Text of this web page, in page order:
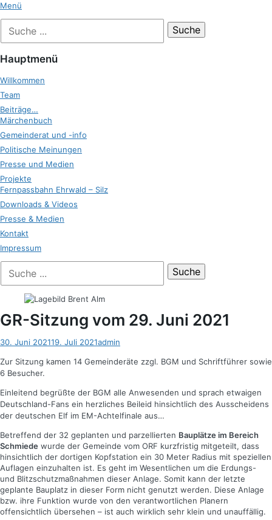
Zum
springen
Menü
nach:
Hauptmenü
Willkommen
Team
Beiträge…
Märchenbuch
Gemeinderat und -info
Politische Meinungen
Presse und Medien
Projekte
Fernpassbahn Ehrwald – Silz
Downloads & Videos
Presse & Medien
Kontakt
Impressum
der
Suche
nach:
GR-Sitzung vom 29. Juni 2021
Posted
30. Juni 202119. Juli 2021Autor
admin
Zur Sitzung kamen 14 Gemeinderäte zzgl. BGM und Schriftführer sowie
6 Besucher.
Einleitend begrüßte der BGM alle Anwesenden und sprach etwaigen
Deutschland-Fans ein herzliches Beileid hinsichtlich des Ausscheidens
der deutschen Elf im EM-Achtelfinale aus…
Betreffend der 32 geplanten und parzellierten Bauplätze im Bereich
Schmiede wurde der Gemeinde vom ORF kurzfristig mitgeteilt, dass
hinsichtlich der dortigen Kopfstation ein 30 Meter Radius mit speziellen
Auflagen einzuhalten ist. Es geht im Wesentlichen um die Erdungs-
und Blitzschutzmaßnahmen dieser Anlage. Somit kann der letzte
geplante Bauplatz in dieser Form nicht genutzt werden. Diese Anlage
bzw. ihre Funktion wurde von den verantwortlichen Planern
offensichtlich übersehen – ist auch wirklich sehr klein und unauffällig.